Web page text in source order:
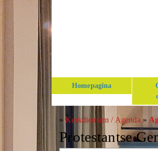
Homepagina
»Kerkdiensten / Agenda »
Protestantse